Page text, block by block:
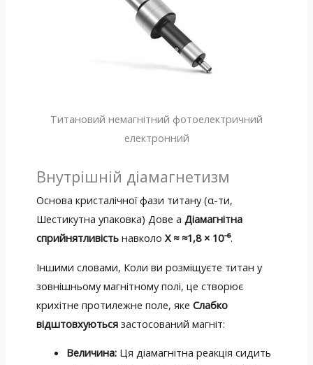
Титановий немагнітний фотоелектричний
електронний
Внутрішній діамагнетизм
Основа кристалічної фази титану (α-ти,
Шестикутна упаковка) Дове a Діамагнітна
сприйнятливістьнавколо X ≈ ≈1,8 × 10⁻⁶.
Іншими словами, Коли ви розміщуєте титан у
зовнішньому магнітному полі, це створює
крихітне протилежне поле, яке Слабко
відштовхуютьсязастосований магніт:
Величина: Ця діамагнітна реакція сидить